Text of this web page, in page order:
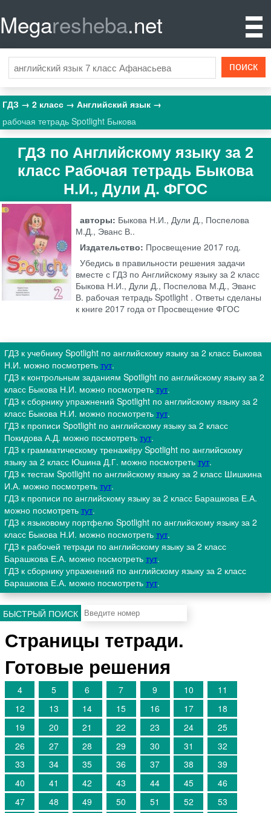
Megaresheba.net
ГДЗ 2 класс
Английский язык
рабочая тетрадь Spotlight Быкова
ГДЗ по Английскому языку за 2
класс Рабочая тетрадь Быкова
Н.И., Дули Д. ФГОС
авторы: Быкова Н.И., Дули Д., Поспелова
М.Д., Эванс В..
Издательство: Просвещение 2017 год.
Убедись в правильности решения задачи
вместе с ГДЗ по Английскому языку за 2 класс
Быкова Н.И., Дули Д., Поспелова М.Д., Эванс
В. рабочая тетрадь Spotlight . Ответы сделаны
к книге 2017 года от Просвещение ФГОС
ГДЗ к учебнику Spotlight по английскому языку за 2 класс Быкова
Н.И. можно посмотреть тут.
ГДЗ к контрольным заданиям Spotlight по английскому языку за 2
класс Быкова Н.И. можно посмотреть тут.
ГДЗ к сборнику упражнений Spotlight по английскому языку за 2
класс Быкова Н.И. можно посмотреть тут.
ГДЗ к прописи Spotlight по английскому языку за 2 класс
Покидова А.Д. можно посмотреть тут.
ГДЗ к грамматическому тренажёру Spotlight по английскому
языку за 2 класс Юшина Д.Г. можно посмотреть тут.
ГДЗ к тестам Spotlight по английскому языку за 2 класс Шишкина
И.А. можно посмотреть тут.
ГДЗ к прописи по английскому языку за 2 класс Барашкова Е.А.
можно посмотреть тут.
ГДЗ к языковому портфелю Spotlight по английскому языку за 2
класс Быкова Н.И. можно посмотреть тут.
ГДЗ к рабочей тетради по английскому языку за 2 класс
Барашкова Е.А. можно посмотреть тут.
ГДЗ к сборнику упражнений по английскому языку за 2 класс
Барашкова Е.А. можно посмотреть тут.
БЫСТРЫЙ ПОИСК
Страницы тетради.
Готовые решения
4 5 6 7 9 10
11
12
13 14 15 16 17
18
19
20 21 22 23 24
25
26
27 28 29 30 31
32
33
34 35 36 37 38
39
40
41 42 43 44 45
46
47
48 49 50 51 52 53